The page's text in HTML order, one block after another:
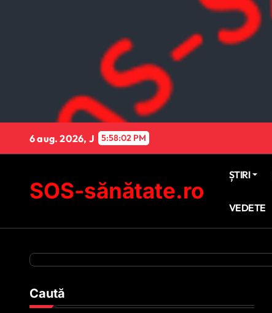
6 aug. 2026, J 5:58:03 PM
SOS-sănătate.ro
ȘTIRI
VEDETE
Caută